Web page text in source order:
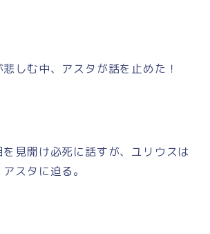
しむ中、アスタが話を止めた！
見開け必死に話すが、ユリウスは
スタに迫る。